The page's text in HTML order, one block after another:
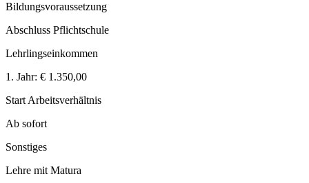
Bildungsvoraussetzung
Abschluss Pflichtschule
Lehrlingseinkommen
1. Jahr: € 1.350,00
Start Arbeitsverhältnis
Ab sofort
Sonstiges
Lehre mit Matura